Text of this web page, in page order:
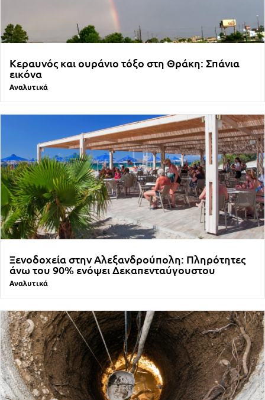
Κεραυνός και ουράνιο τόξο στη Θράκη: Σπάνια
εικόνα
Αναλυτικά
Ξενοδοχεία στην Αλεξανδρούπολη: Πληρότητες
άνω του 90% ενόψει Δεκαπενταύγουστου
Αναλυτικά